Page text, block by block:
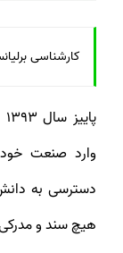
کارشناسی برلیانس H320 در محل
پاییز
وارد صنعت
دسترسی به دانش
هیچ سند و مدرکی